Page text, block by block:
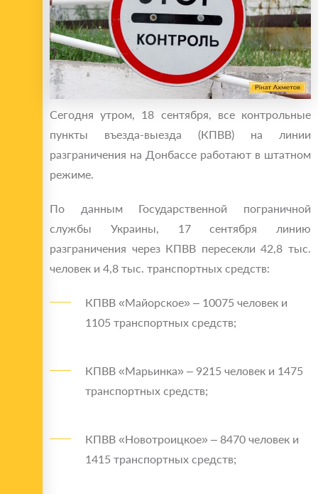
Сегодня утром, 18 сентября, все контрольные
пункты въезда-выезда (КПВВ) на линии
разграничения на Донбассе работают в штатном
режиме.
По данным Государственной пограничной
службы Украины, 17 сентября линию
разграничения через КПВВ пересекли 42,8 тыс.
человек и 4,8 тыс. транспортных средств:
КПВВ «Майорское» – 10075 человек и
1105 транспортных средств;
КПВВ «Марьинка» – 9215 человек и 1475
транспортных средств;
КПВВ «Новотроицкое» – 8470 человек и
1415 транспортных средств;